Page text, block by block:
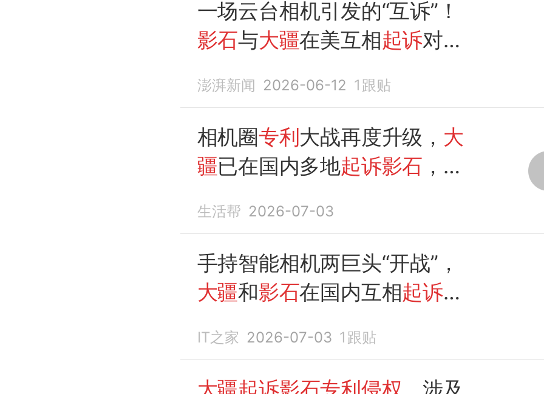
一场云台相机引发的“互诉”！
影石与大疆在美互相起诉对方
澎湃新闻 2026-06-12 1 跟贴
相机圈专利 大战再度升级， 大
疆已在国内多地起诉影石 ， 影
生活帮 2026-07-03
手持智能相机两巨头“开战”，
大疆和影石在国内互相起诉专
IT之家 2026-07-03 1 跟贴
大疆起诉影石专利侵权 ，涉及